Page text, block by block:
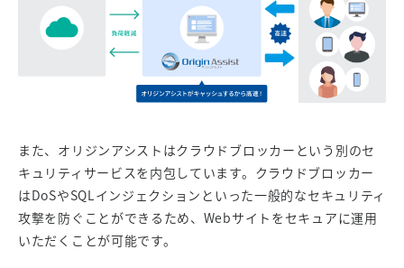
また、オリジンアシストはクラウドブロッカーという別のセ
キュリティサービスを内包しています。クラウドブロッカー
はDoSやSQLインジェクションといった一般的なセキュリティ
攻撃を防ぐことができるため、Webサイトをセキュアに運用
いただくことが可能です。